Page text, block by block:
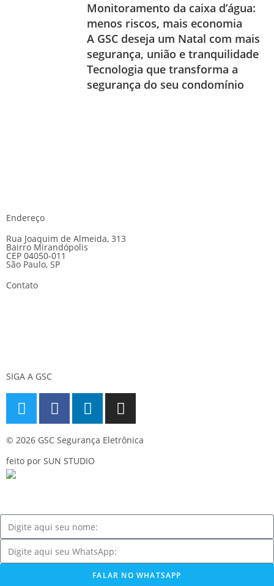
Monitoramento da caixa d’água:
menos riscos, mais economia
A GSC deseja um Natal com mais
segurança, união e tranquilidade
Tecnologia que transforma a
segurança do seu condomínio
Endereço
Rua Joaquim de Almeida, 313
Bairro Mirandópolis
CEP 04050-011
São Paulo, SP
Contato
SIGA A GSC
© 2026 GSC Segurança Eletrônica
feito por SUN STUDIO
FALAR NO WHATSAPP